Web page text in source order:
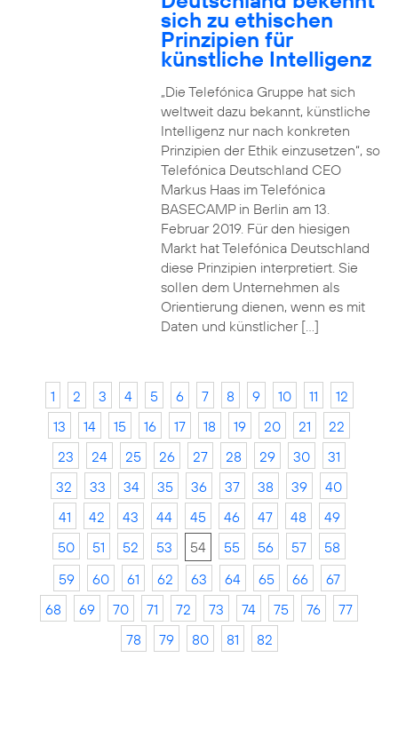
sich zu ethischen
Prinzipien für
künstliche Intelligenz
„Die Telefónica Gruppe hat sich
weltweit dazu bekannt, künstliche
Intelligenz nur nach konkreten
Prinzipien der Ethik einzusetzen“, so
Telefónica Deutschland CEO
Markus Haas im Telefónica
BASECAMP in Berlin am 13.
Februar 2019. Für den hiesigen
Markt hat Telefónica Deutschland
diese Prinzipien interpretiert. Sie
sollen dem Unternehmen als
Orientierung dienen, wenn es mit
Daten und künstlicher […]
1 2 3 4 5 6 7 8 9 10 11
12
13
14 15 16 17 18 19 20 21
22
23
24 25 26 27 28 29 30
31
32
33 34 35 36 37 38 39
40
41
42 43 44 45 46 47 48
49
50
51 52 53 54 55 56 57
58
59
60 61 62 63 64 65 66
67
68
69 70 71 72 73 74 75 76
77
78
79 80 81 82